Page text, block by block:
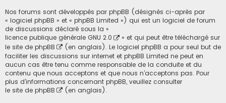
Nos forums sont développés par phpBB (désignés ci-après par
« logiciel phpBB » et « phpBB Limited ») qui est un logiciel de forum
de discussions déclaré sous la «
licence publique générale GNU 2.0
» et qui peut être téléchargé sur
le site de phpBB
(en anglais). Le logiciel phpBB a pour seul but de
faciliter les discussions sur internet et phpBB Limited ne peut en
aucun cas être tenu comme responsable de la conduite et du
contenu que nous acceptons et que nous n’acceptons pas. Pour
plus d’informations concernant phpBB, veuillez consulter
le site de phpBB
(en anglais).